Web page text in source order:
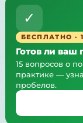
✓
БЕСПЛАТНО ·
Готов ли ваш
15 вопросов о
практике —
пробелов.